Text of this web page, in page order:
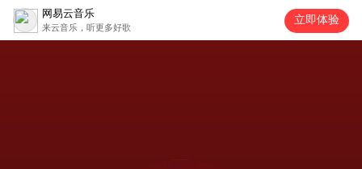
网易云音乐
来云音乐，听更多好歌
立即体验